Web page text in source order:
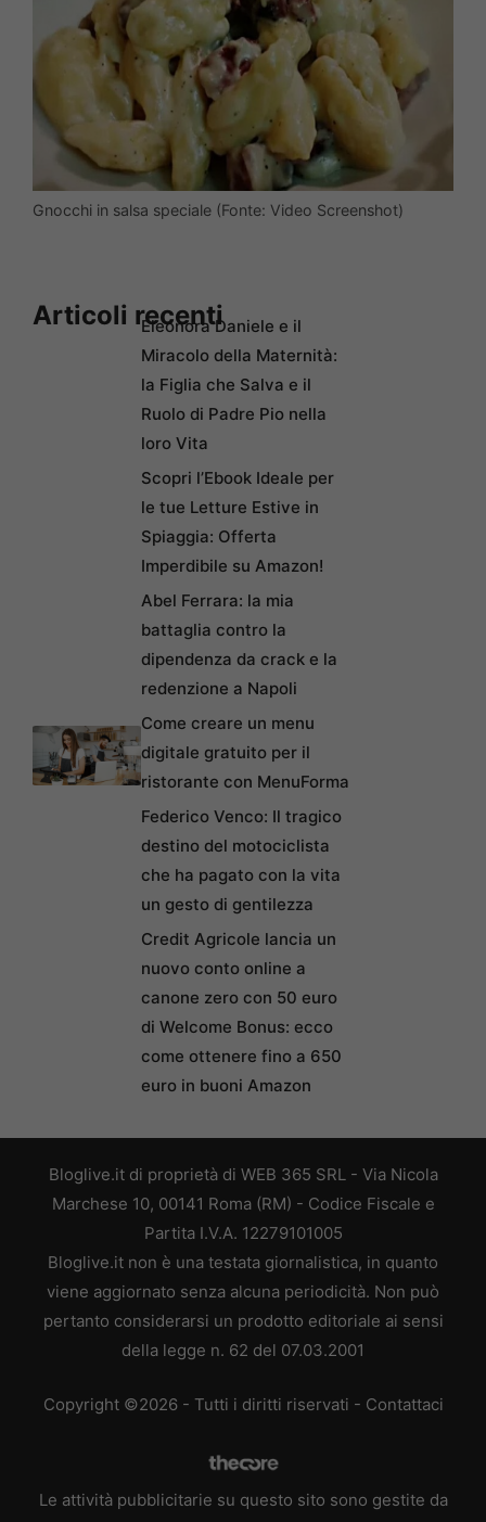
Gnocchi in salsa speciale (Fonte: Video Screenshot)
Articoli recentiEleonora Daniele e il
Miracolo della Maternità:
la Figlia che Salva e il
Ruolo di Padre Pio nella
loro Vita
Scopri l’Ebook Ideale per
le tue Letture Estive in
Spiaggia: Offerta
Imperdibile su Amazon!
Abel Ferrara: la mia
battaglia contro la
dipendenza da crack e la
redenzione a Napoli
Come creare un menu
digitale gratuito per il
ristorante con MenuForma
Federico Venco: Il tragico
destino del motociclista
che ha pagato con la vita
un gesto di gentilezza
Credit Agricole lancia un
nuovo conto online a
canone zero con 50 euro
di Welcome Bonus: ecco
come ottenere fino a 650
euro in buoni Amazon
Bloglive.it di proprietà di WEB 365 SRL - Via Nicola
Marchese 10, 00141 Roma (RM) - Codice Fiscale e
Partita I.V.A. 12279101005
Bloglive.it non è una testata giornalistica, in quanto
viene aggiornato senza alcuna periodicità. Non può
pertanto considerarsi un prodotto editoriale ai sensi
della legge n. 62 del 07.03.2001
Copyright ©2026 - Tutti i diritti riservati - Contattaci
Le attività pubblicitarie su questo sito sono gestite da